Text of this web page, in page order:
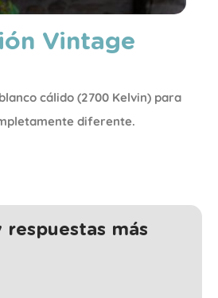
Vintage
cálido (2700 Kelvin) para
diferente.
respuestas más